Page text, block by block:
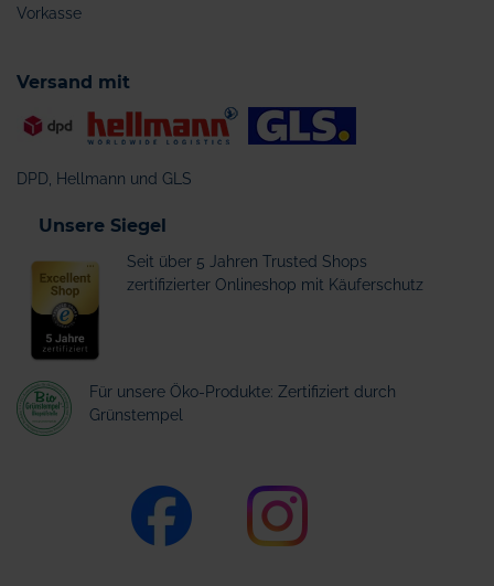
Vorkasse
Versand mit
DPD, Hellmann und GLS
Unsere Siegel
Seit über 5 Jahren Trusted Shops
zertifizierter Onlineshop mit Käuferschutz
Für unsere Öko-Produkte: Zertifiziert durch
Grünstempel